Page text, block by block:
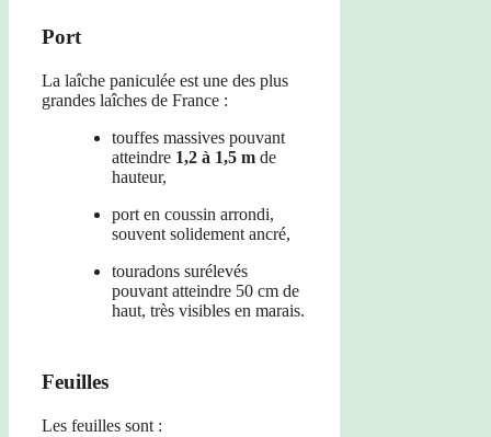
Port
La laîche paniculée est une des plus
grandes laîches de France :
touffes massives pouvant
atteindre 1,2 à 1,5 m de
hauteur,
port en coussin arrondi,
souvent solidement ancré,
touradons surélevés
pouvant atteindre 50 cm de
haut, très visibles en marais.
Feuilles
Les feuilles sont :